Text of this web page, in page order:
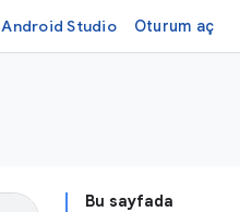
Android Studio Oturum aç
Bu sayfada